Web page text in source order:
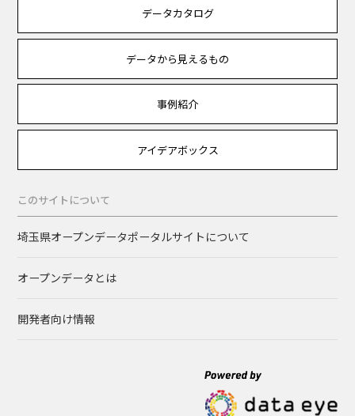
データカタログ
データから見えるもの
事例紹介
アイデアボックス
このサイトについて
埼玉県オープンデータポータルサイトについて
オープンデータとは
開発者向け情報